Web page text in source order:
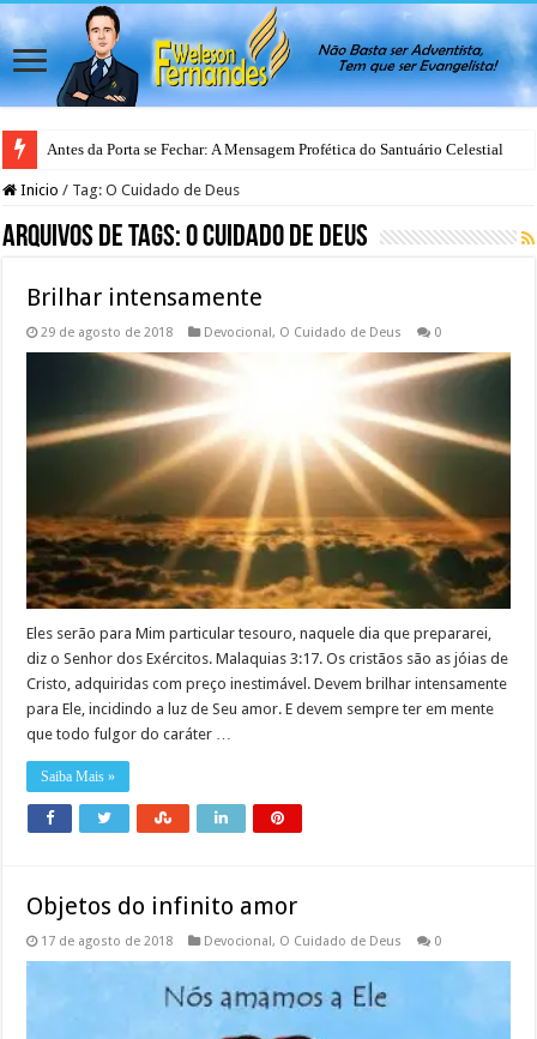
Antes da Porta se Fechar: A Mensagem Profética do Santuário Celestial
Inicio / Tag:O Cuidado de Deus
Arquivos de Tags:O Cuidado de Deus
Brilhar intensamente
29 de agosto de 2018 Devocional, O Cuidado de Deus 0
Eles serão para Mim particular tesouro, naquele dia que prepararei,
diz o Senhor dos Exércitos. Malaquias 3:17. Os cristãos são as jóias de
Cristo, adquiridas com preço inestimável. Devem brilhar intensamente
para Ele, incidindo a luz de Seu amor. E devem sempre ter em mente
que todo fulgor do caráter …
Saiba Mais »
Objetos do infinito amor
17 de agosto de 2018 Devocional, O Cuidado de Deus 0